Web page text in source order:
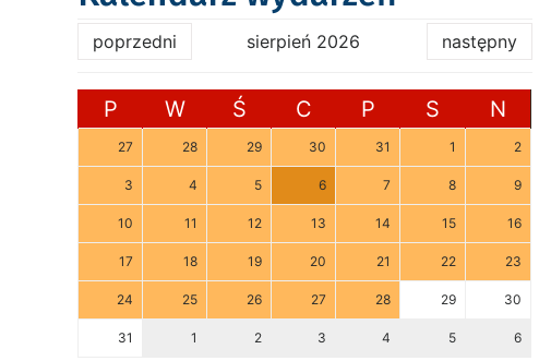
poprzedni sierpień 2026 następny
P W Ś C P S N
27 28 29 30 31 1 2
3 4 5 6 7 8 9
10 11 12 13 14 15 16
17 18 19 20 21 22 23
24 25 26 27 28 29 30
31 1 2 3 4 5 6